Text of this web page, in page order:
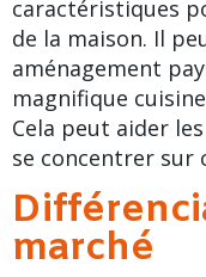
caractéristiques
de la maison. Il
aménagement
magnifique
Cela peut aider
se concentrer sur
marché